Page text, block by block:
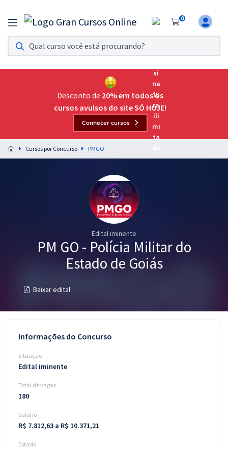
0
Assinatura Ilimitada 11
Acesso a todos os cursos. Teste grátis por 7 dias!
Assinatura OAB Até Passar
Acesso ilimitado a toda preparação para o Exame da
Preparação completa e intensiva para as principais
residências em saúde do Brasil
Questões grátis
Conteúdo gratuito
Aprovados
Atendimento
Desconto de 20% em todos os
cursos avulsos do site SÓ HOJE!
Conhecer cursos
Cursos por Concurso PMGO
Edital iminente
PM GO - Polícia Militar do
Estado de Goiás
Baixar edital
Informações do Concurso
Situação
Edital iminente
Total de vagas
180
Salário
R$ 7.812,63 a R$ 10.371,21
Estado